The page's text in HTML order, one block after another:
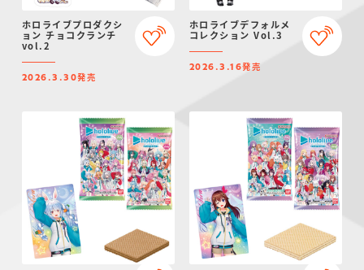
ホロライブプロダクシ
ョン チョコクランチ
vol.2
2026.3.30発売
ホロライブデフォルメ
コレクション Vol.3
2026.3.16発売